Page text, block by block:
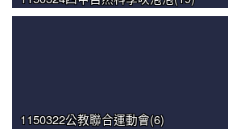
1150322公教聯合運動會(6)